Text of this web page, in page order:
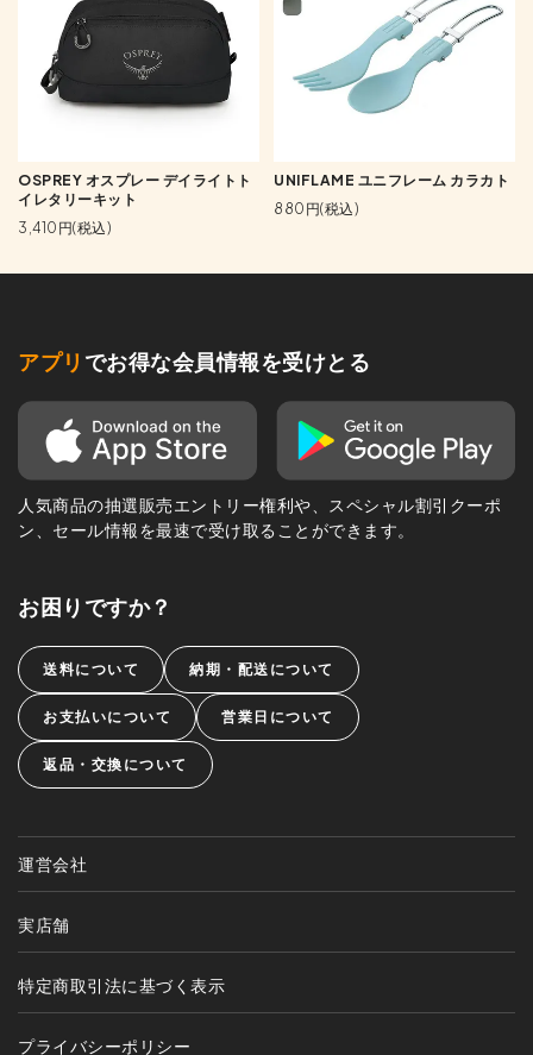
OSPREY オスプレー デイライトト
イレタリーキット
3,410円(税込)
UNIFLAME ユニフレーム カラカト
880円(税込)
アプリ でお得な会員情報を受けとる
人気商品の抽選販売エントリー権利や、スペシャル割引クーポ
ン、セール情報を最速で受け取ることができます。
お困りですか？
送料について 納期・配送について
お支払いについて 営業日について
返品・交換について
運営会社
実店舗
特定商取引法に基づく表示
プライバシーポリシー